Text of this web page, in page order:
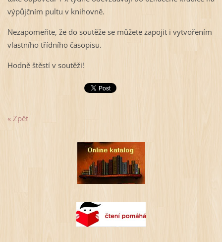
výpůjčním pultu v knihovně.
Nezapomeňte, že do soutěže se můžete zapojit i vytvořením
vlastního třídního časopisu.
Hodně štěstí v soutěži!
« Zpět